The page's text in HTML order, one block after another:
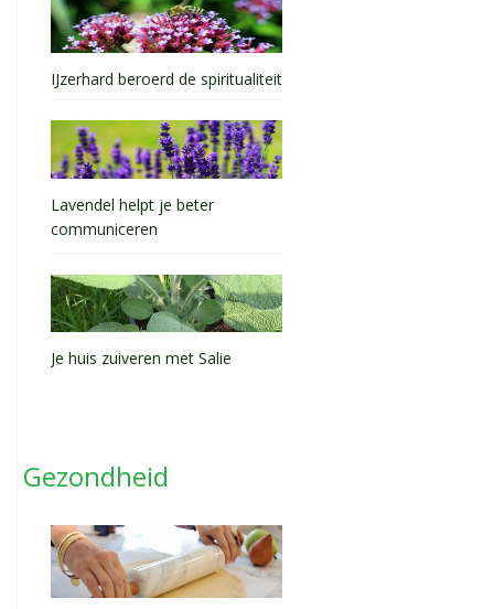
IJzerhard beroerd de spiritualiteit
Lavendel helpt je beter
communiceren
Je huis zuiveren met Salie
Gezondheid